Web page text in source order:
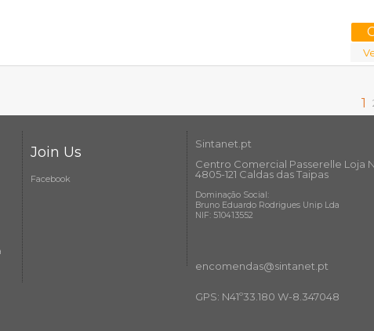
1
Join Us
Facebook
Sintanet.pt
Centro Comercial Passerelle Loja
4805-121 Caldas das Taipas
Dominação Social:
Bruno Eduardo Rodrigues Unip Lda
NIF: 510413552
encomendas@sintanet .pt
GPS: N41º33.180 W-8.347048